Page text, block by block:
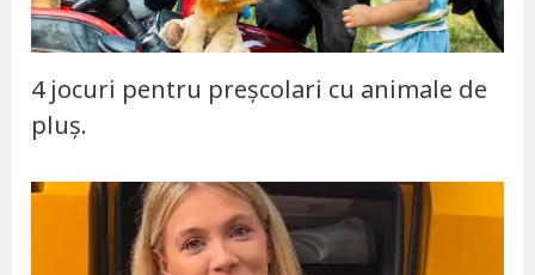
4 jocuri pentru preșcolari cu animale de
pluș.